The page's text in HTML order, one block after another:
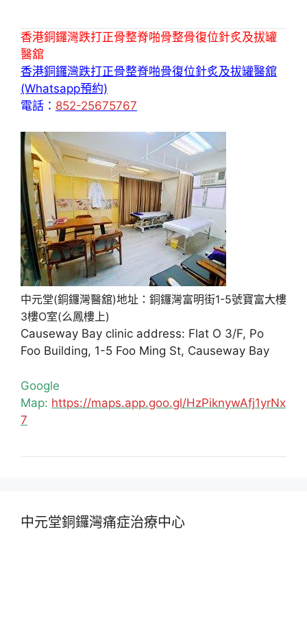
香港銅鑼灣跌打正骨整脊啪骨整骨復位針炙及拔罐
醫舘
香港銅鑼灣跌打正骨整脊啪骨復位針炙及拔罐醫舘
(Whatsapp預約)
電話： 852-25675767
中元堂(銅鑼灣醫舘)地址：銅鑼灣富明街1-5號寶富大樓
3樓O室(么鳳樓上)
Causeway Bay clinic address: Flat O 3/F, Po
Foo Building, 1-5 Foo Ming St, Causeway Bay
Google
Map: https://maps.app.goo.gl/HzPiknywAfj1yrNx
7
中元堂銅鑼灣痛症治療中心